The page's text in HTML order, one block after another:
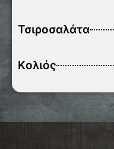
Τσιροσαλάτα
Kολιός